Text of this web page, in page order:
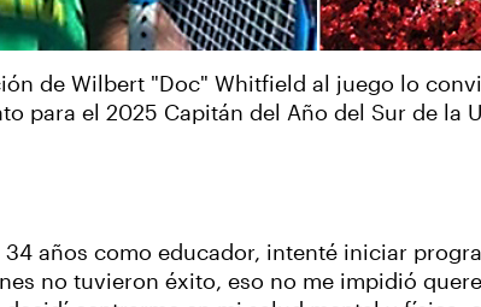
de Wilbert "Doc" Whitfield al juego lo
para el 2025 Capitán del Año del Sur de la
años como educador, intenté iniciar
no tuvieron éxito, eso no me impidió